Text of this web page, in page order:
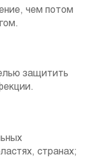
чем потом
защитить
странах;